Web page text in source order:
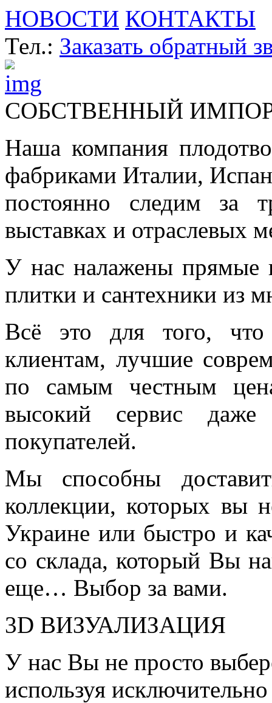
НОВОСТИ КОНТАКТЫ
Тел.: Заказать обратный
СОБСТВЕННЫЙ
Наша компания
фабриками Италии,
постоянно следим за
выставках и отраслевых
У нас налажены прямые
плитки и сантехники из
Всё это для того,
клиентам, лучшие
по самым честным
высокий сервис даже
покупателей.
Мы способны
коллекции, которых вы
Украине или быстро и
со склада, который Вы
еще… Выбор за вами.
3D ВИЗУАЛИЗАЦИЯ
У нас Вы не просто
используя